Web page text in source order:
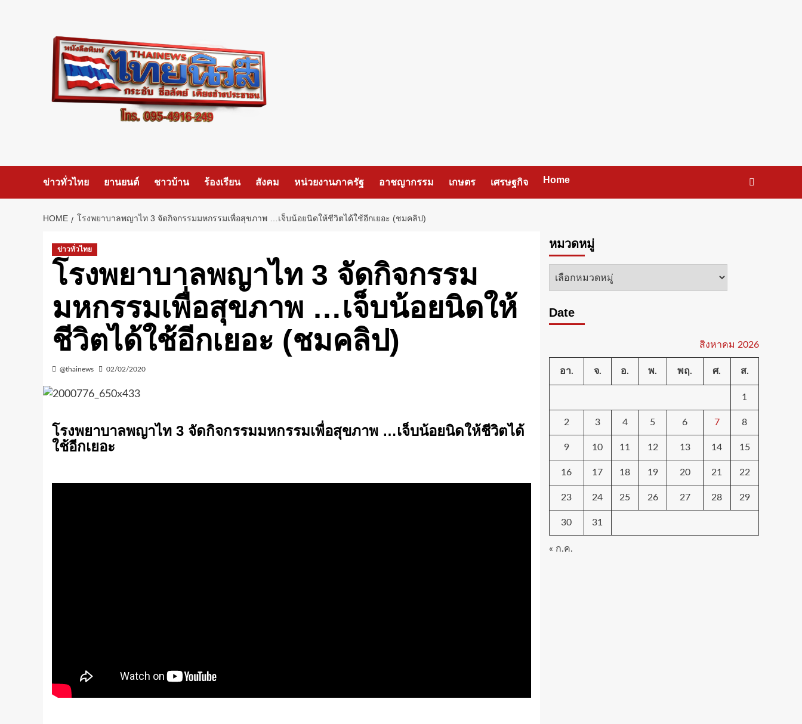
ข่าวทั่วไทย ยานยนต์ ชาวบ้าน ร้องเรียน สังคม หน่วยงานภาครัฐ อาชญากรรม เกษตร เศรษฐกิจ Home
HOME โรงพยาบาลพญาไท 3 จัดกิจกรรมมหกรรมเพื่อสุขภาพ …เจ็บน้อยนิดให้ชีวิตได้ใช้อีกเยอะ (ชมคลิป)
ข่าวทั่วไทย
โรงพยาบาลพญาไท 3 จัดกิจกรรม
มหกรรมเพื่อสุขภาพ …เจ็บน้อยนิดให้
ชีวิตได้ใช้อีกเยอะ (ชมคลิป)
@thainews 02/02/2020
โรงพยาบาลพญาไท 3 จัดกิจกรรมมหกรรมเพื่อสุขภาพ …เจ็บน้อยนิดให้ชีวิตได้
ใช้อีกเยอะ
หมวดหมู่
หมวด
Date
สิงหาคม 2026
อา. จ. อ. พ. พฤ. ศ. ส.
1
2 3 4 5 6 7 8
9 10 11 12 13 14 15
16 17 18 19 20 21 22
23 24 25 26 27 28 29
30 31
« ก.ค.